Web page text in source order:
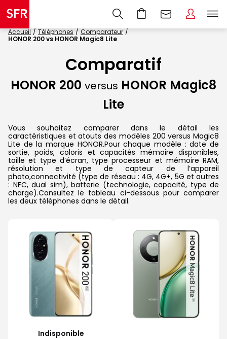
Accueil Téléphones
Comparateur
HONOR 200 vs HONOR Magic8 Lite
Comparatif
HONOR 200 versus HONOR Magic8
Lite
Vous souhaitez comparer dans le détail les
caractéristiques et atouts des modèles 200 versus Magic8
Lite de la marque HONOR.Pour chaque modèle : date de
sortie, poids, coloris et capacités mémoire disponibles,
taille et type d’écran, type processeur et mémoire RAM,
résolution et type de capteur de l’appareil
photo,connectivité (type de réseau : 4G, 4G+, 5G et autres
: NFC, dual sim), batterie (technologie, capacité, type de
charge).Consultez le tableau ci-dessous pour comparer
les deux téléphones dans le détail.
Indisponible